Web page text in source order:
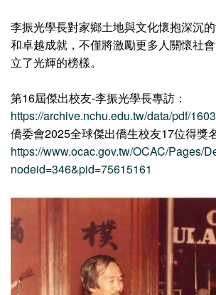
李振光學長對家鄉土地與文化懷抱深沉
和卓越成就，不僅將激勵更多人關懷社
立了光輝的榜樣。
第16屆傑出校友-李振光學長專訪：
https://archive.nchu.edu.tw/data/pdf/
僑委會2025全球傑出僑生校友17位得獎
https://www.ocac.gov.tw/OCAC/Pages/
nodeid=346&pid=75615161